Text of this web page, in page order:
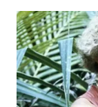
WAHANA
TV
WAHANANEWS
ID